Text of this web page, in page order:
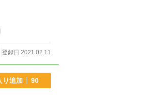
登録日 2021.02.11
り追加 90